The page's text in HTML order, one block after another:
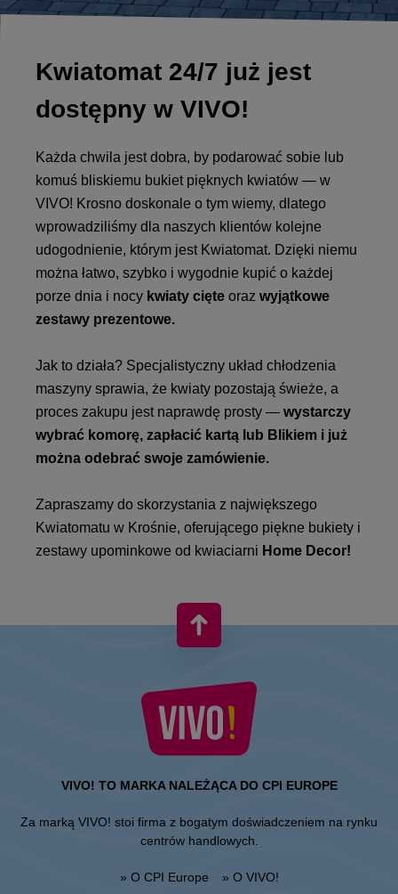
Kwiatomat 24/7 już jest
dostępny w VIVO!
Każda chwila jest dobra, by podarować sobie lub
komuś bliskiemu bukiet pięknych kwiatów — w
VIVO! Krosno doskonale o tym wiemy, dlatego
wprowadziliśmy dla naszych klientów kolejne
udogodnienie, którym jest Kwiatomat. Dzięki niemu
można łatwo, szybko i wygodnie kupić o każdej
porze dnia i nocy kwiaty cięte oraz wyjątkowe
zestawy prezentowe.
Jak to działa? Specjalistyczny układ chłodzenia
maszyny sprawia, że kwiaty pozostają świeże, a
proces zakupu jest naprawdę prosty — wystarczy
wybrać komorę, zapłacić kartą lub Blikiem i już
można odebrać swoje zamówienie.
Zapraszamy do skorzystania z największego
Kwiatomatu w Krośnie, oferującego piękne bukiety i
zestawy upominkowe od kwiaciarni Home Decor!
VIVO! TO MARKA NALEŻĄCA DO CPI EUROPE
Za marką VIVO! stoi firma z bogatym doświadczeniem na rynku
centrów handlowych.
» O CPI Europe » O VIVO!